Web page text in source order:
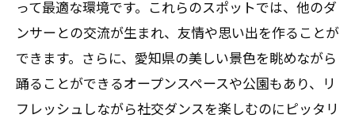
って最適な環境です。これらのスポットでは、他のダ
ンサーとの交流が生まれ、友情や思い出を作ることが
できます。さらに、愛知県の美しい景色を眺めながら
踊ることができるオープンスペースや公園もあり、リ
フレッシュしながら社交ダンスを楽しむのにピッタリ